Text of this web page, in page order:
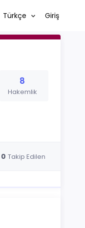
Türkçe Giriş
8
Hakemlik
0 Takip Edilen